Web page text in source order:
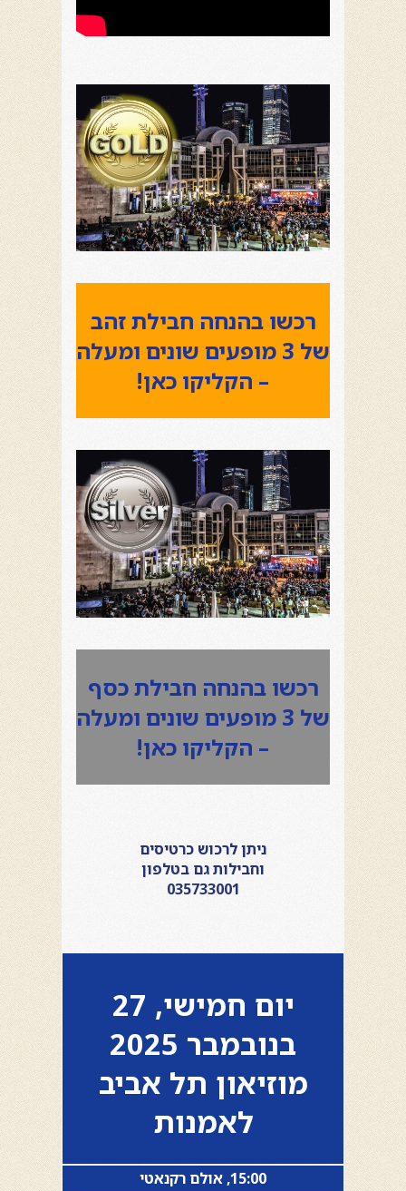
רכשו בהנחה חבילת זהב
של 3 מופעים שונים ומעלה
– הקליקו כאן!
רכשו בהנחה חבילת כסף
של 3 מופעים שונים ומעלה
– הקליקו כאן!
ניתן לרכוש כרטיסים
וחבילות גם בטלפון
035733001
יום חמישי, 27
בנובמבר 2025
מוזיאון תל אביב
לאמנות
15:00, אולם רקנאטי